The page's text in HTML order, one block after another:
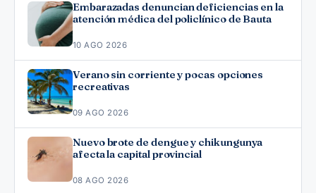
Embarazadas denuncian deficiencias en la
atención médica del policlínico de Bauta
10 AGO 2026
Verano sin corriente y pocas opciones
recreativas
09 AGO 2026
Nuevo brote de dengue y chikungunya
afecta la capital provincial
08 AGO 2026